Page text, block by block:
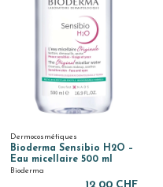
Dermocosmétiques
Bioderma Sensibio H2O –
Eau micellaire 500 ml
Bioderma